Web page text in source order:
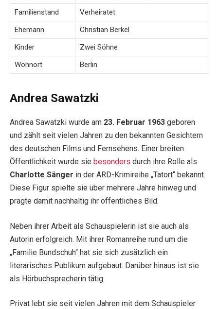
Familienstand
Verheiratet
Ehemann
Christian Berkel
Kinder
Zwei Söhne
Wohnort
Berlin
Andrea Sawatzki
Andrea Sawatzki wurde am 23. Februar 1963 geboren
und zählt seit vielen Jahren zu den bekannten Gesichtern
des deutschen Films und Fernsehens. Einer breiten
Öffentlichkeit wurde sie besonders durch ihre Rolle als
Charlotte Sänger in der ARD-Krimireihe „Tatort“ bekannt.
Diese Figur spielte sie über mehrere Jahre hinweg und
prägte damit nachhaltig ihr öffentliches Bild.
Neben ihrer Arbeit als Schauspielerin ist sie auch als
Autorin erfolgreich. Mit ihrer Romanreihe rund um die
„Familie Bundschuh“ hat sie sich zusätzlich ein
literarisches Publikum aufgebaut. Darüber hinaus ist sie
als Hörbuchsprecherin tätig.
Privat lebt sie seit vielen Jahren mit dem Schauspieler